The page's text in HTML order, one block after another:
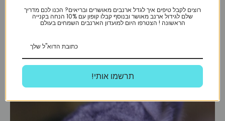
שצ’ינצ’ילה
וטיפול
רוצים לקבל טיפים איך לגדל ארנבים מאושרים ובריאים? הכנו לכם מדריך
שלם לגידול ארנב מאושר ובנוסף קבלו קופון עם 10% הנחה בקנייה
הראשונה ! הצטרפו היום למועדון הארנבים השמחים בעולם
!תרשמו אותי